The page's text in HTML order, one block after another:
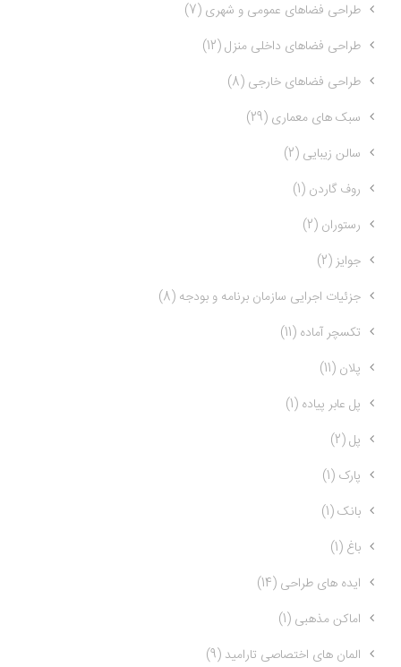
طراحی فضاهای عمومی و شهری (7)
طراحی فضاهای داخلی منزل (12)
طراحی فضاهای خارجی (8)
سبک های معماری (29)
سالن زیبایی (2)
روف گاردن (1)
رستوران (2)
جوایز (2)
جزئیات اجرایی سازمان برنامه و بودجه (8)
تکسچر آماده (11)
پلان (11)
پل عابر پیاده (1)
پل (2)
پارک (1)
بانک (1)
باغ (1)
ایده های طراحی (14)
اماکن مذهبی (1)
المان های اختصاصی تارامید (9)